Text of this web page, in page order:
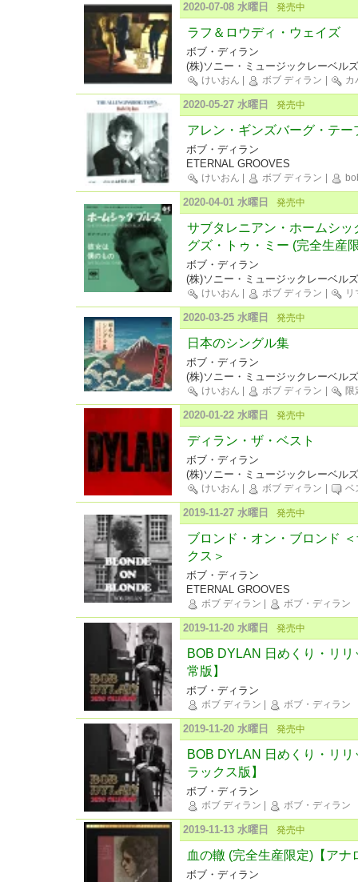
2020-07-08 水曜日 発売中
ラフ＆ロウディ・ウェイズ
ボブ・ディラン
(株)ソニー・ミュージックレーベルズ
けいおん ボブ ディラン カ
2020-05-27 水曜日 発売中
アレン・ギンズバーグ・テ
ボブ・ディラン
ETERNAL GROOVES
けいおん ボブ ディラン
2020-04-01 水曜日 発売中
サブタレニアン・ホームシ
グズ・トゥ・ミー (完全生産
ボブ・ディラン
(株)ソニー・ミュージックレーベルズ
けいおん ボブ ディラン
2020-03-25 水曜日 発売中
日本のシングル集
ボブ・ディラン
(株)ソニー・ミュージックレーベルズ
けいおん ボブ ディラン 限
2020-01-22 水曜日 発売中
ディラン・ザ・ベスト
ボブ・ディラン
(株)ソニー・ミュージックレーベルズ
けいおん ボブ ディラン ベ
2019-11-27 水曜日 発売中
ブロンド・オン・ブロンド
クス＞
ボブ・ディラン
ETERNAL GROOVES
ボブ ディラン ボブ・ディラン
2019-11-20 水曜日 発売中
BOB DYLAN 日めくり・リ
常版】
ボブ・ディラン
ボブ ディラン ボブ・ディラン
2019-11-20 水曜日 発売中
BOB DYLAN 日めくり・リ
ラックス版】
ボブ・ディラン
ボブ ディラン ボブ・ディラン
2019-11-13 水曜日 発売中
血の轍 (完全生産限定)【アナ
ボブ・ディラン